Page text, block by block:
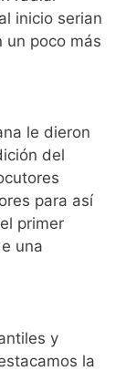
inicio serian
un poco más
le dieron
del
para así
primer
una
y
la